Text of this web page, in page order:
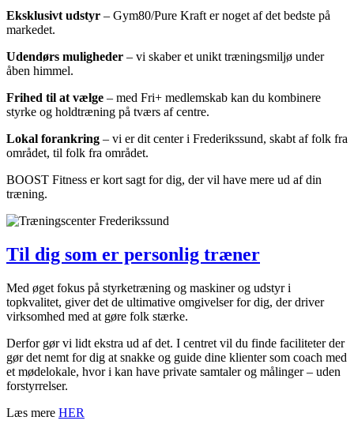
Eksklusivt udstyr – Gym80/Pure Kraft er noget af det bedste på
markedet.
Udendørs muligheder – vi skaber et unikt træningsmiljø under
åben himmel.
Frihed til at vælge – med Fri+ medlemskab kan du kombinere
styrke og holdtræning på tværs af centre.
Lokal forankring – vi er dit center i Frederikssund, skabt af folk fra
området, til folk fra området.
BOOST Fitness er kort sagt for dig, der vil have mere ud af din
træning.
Til dig som er personlig træner
Med øget fokus på styrketræning og maskiner og udstyr i
topkvalitet, giver det de ultimative omgivelser for dig, der driver
virksomhed med at gøre folk stærke.
Derfor gør vi lidt ekstra ud af det. I centret vil du finde faciliteter der
gør det nemt for dig at snakke og guide dine klienter som coach med
et mødelokale, hvor i kan have private samtaler og målinger – uden
forstyrrelser.
Læs mere HER